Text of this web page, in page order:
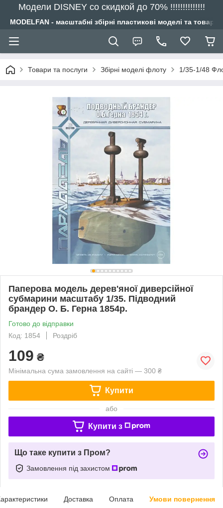
Модели DISNEY со скидкой до 70% !!!!!!!!!!!!!!
MODELFAN - масштабні збірні пластикові моделі та
Товари та послуги Збірні моделі флоту 1/35-1/48
Паперова модель дерев'яної диверсійної
субмарини масштабу 1/35. Підводний
брандер О. Б. Герна 1854р.
Готово до відправки
Код: 1854
Роздріб
109 ₴
Мінімальна сума замовлення на сайті — 300 ₴
Купити
або
Купити з
Що таке купити з Пром?
Замовлення під захистом
Доставка Оплата Умови повернення